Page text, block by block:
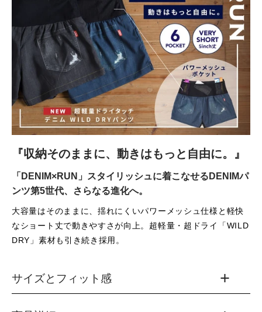
『収納そのままに、動きはもっと自由に。』
「DENIM×RUN」スタイリッシュに着こなせるDENIMパ
ンツ第5世代、さらなる進化へ。
大容量はそのままに、揺れにくいパワーメッシュ仕様と軽快
なショート丈で動きやすさが向上。超軽量・超ドライ「WILD
DRY」素材も引き続き採用。
サイズとフィット感